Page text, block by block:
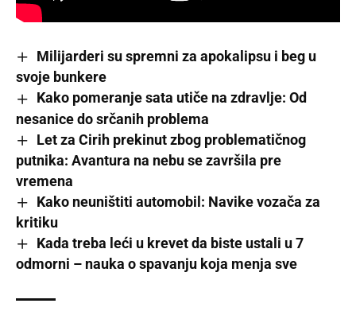
Milijarderi su spremni za apokalipsu i beg u
svoje bunkere
Kako pomeranje sata utiče na zdravlje: Od
nesanice do srčanih problema
Let za Cirih prekinut zbog problematičnog
putnika: Avantura na nebu se završila pre
vremena
Kako neuništiti automobil: Navike vozača za
kritiku
Kada treba leći u krevet da biste ustali u 7
odmorni – nauka o spavanju koja menja sve